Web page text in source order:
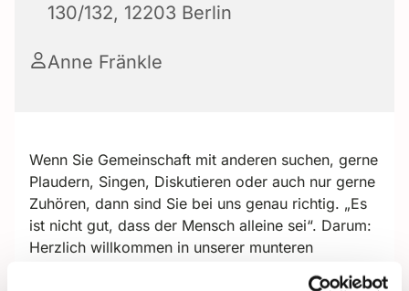
130/132, 12203 Berlin
Anne Fränkle
Wenn Sie Gemeinschaft mit anderen suchen, gerne
Plaudern, Singen, Diskutieren oder auch nur gerne
Zuhören, dann sind Sie bei uns genau richtig. „Es
ist nicht gut, dass der Mensch alleine sei“. Darum:
Herzlich willkommen in unserer munteren